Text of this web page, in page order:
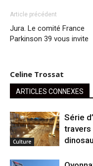
Article précédent
Jura. Le comité France
Parkinson 39 vous invite
Celine Trossat
ARTICLES CONNEXES
Culture
Série
travers